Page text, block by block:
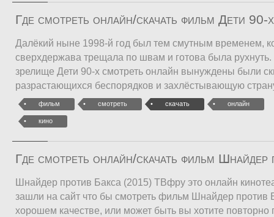
Где смотреть онлайн/скачать фильм Дети 90-
Далёкий ныне 1998-й год был тем смутным временем,
сверхдержава трещала по швам и готова была рухнуть.
зрелище Дети 90-х смотреть онлайн вынуждены были
разрастающихся беспорядков и захлёстывающую
фильм смотреть скачать онлайн
кино
Где смотреть онлайн/скачать фильм Шнайдер
Шнайдер против Бакса (2015) ТВфру это онлайн
зашли на сайт что бы смотреть фильм Шнайдер против
хорошем качестве, или может быть вы хотите повторно